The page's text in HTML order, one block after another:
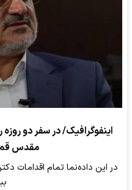
اینفوگرافیک/ در سفر دو
مقدس
در این داده‌نما تمام اقدامات